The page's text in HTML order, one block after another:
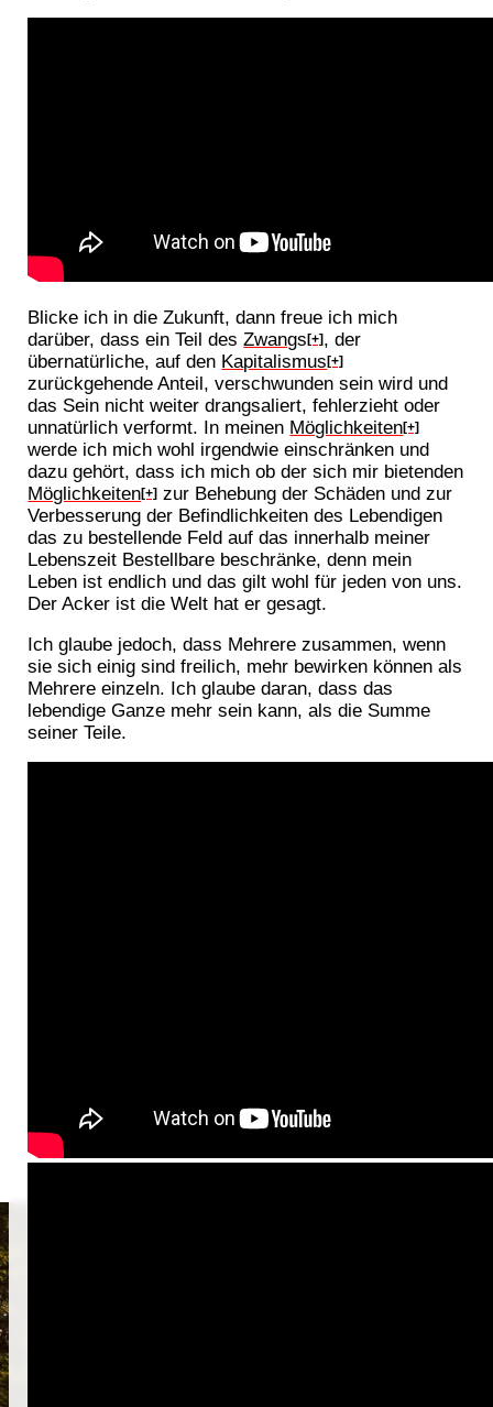
Blicke ich in die Zukunft, dann freue ich mich
darüber, dass ein Teil desZwangs[+], der
übernatürliche, auf den Kapitalismus[+]
zurückgehende Anteil, verschwunden sein wird und
das Sein nicht weiter drangsaliert, fehlerzieht oder
unnatürlich verformt. In meinen Möglichkeiten[+]
werde ich mich wohl irgendwie einschränken und
dazu gehört, dass ich mich ob der sich mir bietenden
Möglichkeiten[+] zur Behebung der Schäden und zur
Verbesserung der Befindlichkeiten des Lebendigen
das zu bestellende Feld auf das innerhalb meiner
Lebenszeit Bestellbare beschränke, denn mein
Leben ist endlich und das gilt wohl für jeden von uns.
Der Acker ist die Welt hat er gesagt.
Ich glaube jedoch, dass Mehrere zusammen, wenn
sie sich einig sind freilich, mehr bewirken können als
Mehrere einzeln. Ich glaube daran, dass das
lebendige Ganze mehr sein kann, als die Summe
seiner Teile.